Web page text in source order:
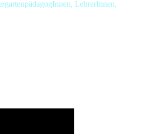
LehrerInnen,